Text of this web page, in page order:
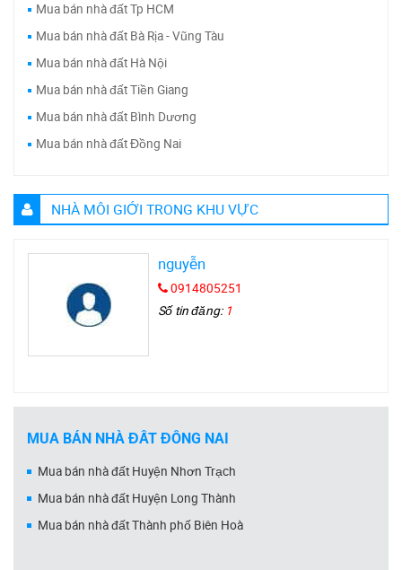
Mua bán nhà đất Tp HCM
Mua bán nhà đất Bà Rịa - Vũng Tàu
Mua bán nhà đất Hà Nội
Mua bán nhà đất Tiền Giang
Mua bán nhà đất Bình Dương
Mua bán nhà đất Đồng Nai
NHÀ MÔI GIỚI TRONG KHU VỰC
nguyễn
0914805251
Số tin đăng: 1
MUA BÁN NHÀ ĐẤT ĐỒNG NAI
Mua bán nhà đất Huyện Nhơn Trạch
Mua bán nhà đất Huyện Long Thành
Mua bán nhà đất Thành phố Biên Hoà